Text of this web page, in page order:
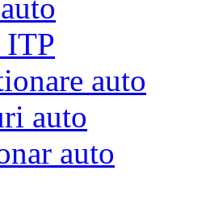
ITP
auto
auto
auto